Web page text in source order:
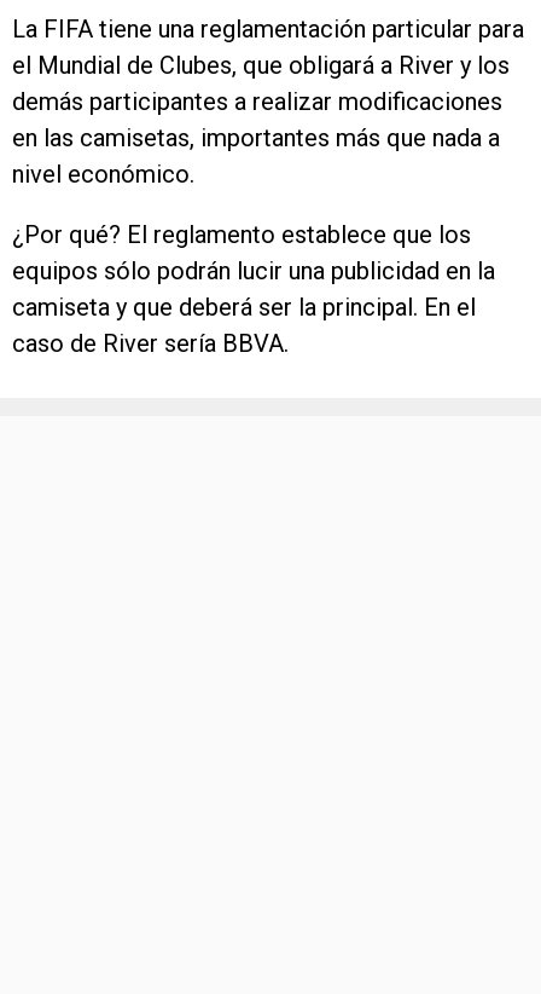
La FIFA tiene una reglamentación particular para
el Mundial de Clubes, que obligará a River y los
demás participantes a realizar modificaciones
en las camisetas, importantes más que nada a
nivel económico.
¿Por qué? El reglamento establece que los
equipos sólo podrán lucir una publicidad en la
camiseta y que deberá ser la principal. En el
caso de River sería BBVA.